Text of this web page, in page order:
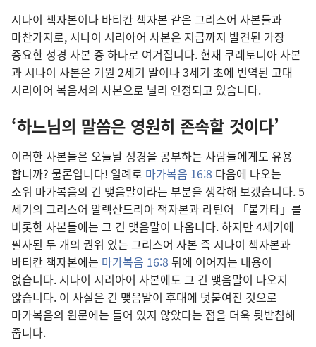
시나이 책자본이나 바티칸 책자본 같은 그리스어 사본들과
마찬가지로, 시나이 시리아어 사본은 지금까지 발견된 가장
중요한 성경 사본 중 하나로 여겨집니다. 현재 쿠레토니아 사본
과 시나이 사본은 기원 2세기 말이나 3세기 초에 번역된 고대
시리아어 복음서의 사본으로 널리 인정되고 있습니다.
‘하느님의 말씀은 영원히 존속할 것이다’
이러한 사본들은 오늘날 성경을 공부하는 사람들에게도 유용
합니까? 물론입니다! 일례로 마가복음 16:8 다음에 나오는
소위 마가복음의 긴 맺음말이라는 부분을 생각해 보겠습니다. 5
세기의 그리스어 알렉산드리아 책자본과 라틴어 「불가타」를
비롯한 사본들에는 그 긴 맺음말이 나옵니다. 하지만 4세기에
필사된 두 개의 권위 있는 그리스어 사본 즉 시나이 책자본과
바티칸 책자본에는 마가복음 16:8 뒤에 이어지는 내용이
없습니다. 시나이 시리아어 사본에도 그 긴 맺음말이 나오지
않습니다. 이 사실은 긴 맺음말이 후대에 덧붙여진 것으로
마가복음의 원문에는 들어 있지 않았다는 점을 더욱 뒷받침해
줍니다.